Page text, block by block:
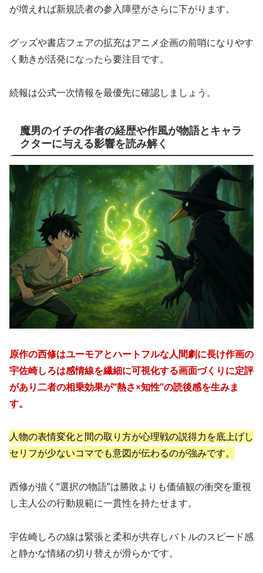
が増えれば新規読者の参入障壁がさらに下がります。
グッズや書店フェアの拡充はアニメ企画の前哨になりやす
く動きが活発になったら要注目です。
続報は公式一次情報を最優先に確認しましょう。
魔男のイチの作者の経歴や作風が物語とキャラ
クターに与える影響を読み解く
原作の西修はユーモアとハートフルな人間劇に長け作画の
宇佐崎しろは感情線を繊細に可視化する画面づくりに定評
があり二者の相乗効果が“熱さ×知性”の読後感を生みま
す。
人物の表情変化と間の取り方が心理戦の説得力を底上げし
セリフが少ないコマでも意図が伝わるのが強みです。
西修が描く“選択の物語”は勝敗よりも価値観の衝突を重視
し主人公の行動規範に一貫性を持たせます。
宇佐崎しろの線は緊張と柔和が共存しバトルのスピード感
と静かな情緒の切り替えが滑らかです。